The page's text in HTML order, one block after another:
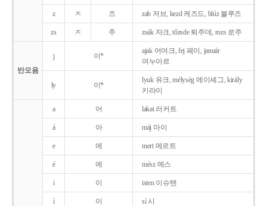
z ㅈ 즈 zab 저브, kezd 케즈드, blúz 블루즈
zs ㅈ 주 zsák 자크, tőzsde 퇴주데, rozs 로주
반모음
j 이*
ajak 어여크, fej 페이, január
여누아르
ly 이*
lyuk 유크, mélység 메이셰그, király
키라이
a 어 lakat 러커트
á 아 máj 마이
e 에 mert 메르트
é 에 mész 메스
i 이 isten 이슈텐
í 이 sí 시